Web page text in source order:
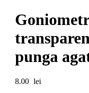
punga
8.00 lei